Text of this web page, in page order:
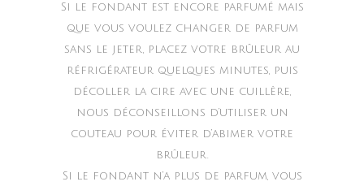
Si le fondant est encore parfumé mais
que vous voulez changer de parfum
sans le jeter, placez votre brûleur au
réfrigérateur quelques minutes, puis
décoller la cire avec une cuillère,
nous déconseillons d’utiliser un
couteau pour éviter d’abimer votre
brûleur.
Si le fondant n’a plus de parfum, vous